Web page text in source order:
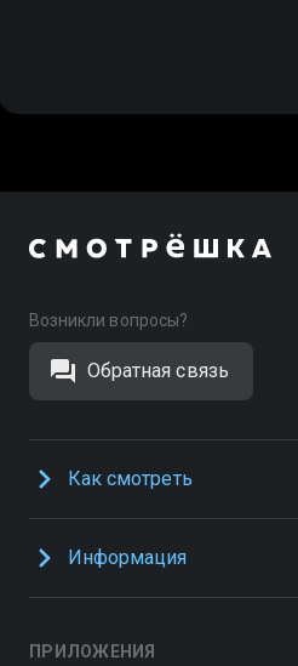
Возникли вопросы?
Обратная связь
Как смотреть
Информация
ПРИЛОЖЕНИЯ